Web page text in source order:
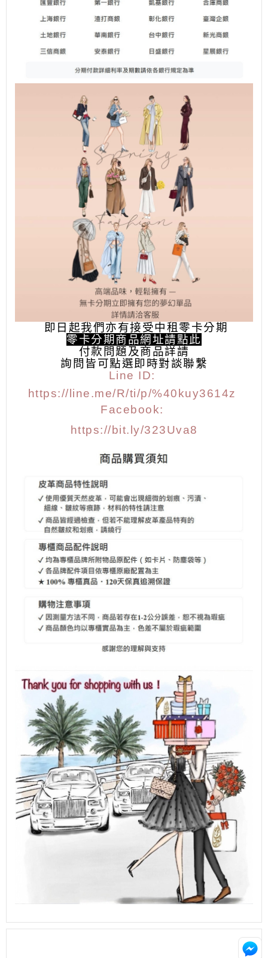
即日起我們亦有接受中租零卡分期
零卡分期商品網址請點此
付款問題及商品詳請
詢問皆可點選即時對談聯繫
Line ID:
https://line.me/R/ti/p/%40kuy3614z
Facebook:
https://bit.ly/323Uva8